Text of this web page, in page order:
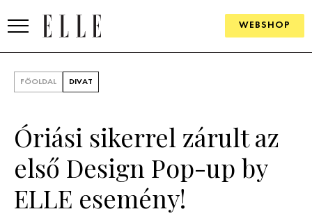
WEBSHOP
GOURMET AWARDS
SZÉPSÉG
KULTÚRA
FŐOLDAL DIVAT
Óriási sikerrel zárult az
első Design Pop-up by
ELLE esemény!